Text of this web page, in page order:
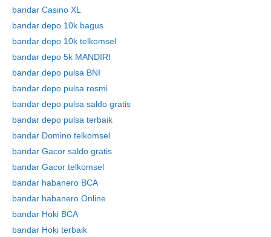
bandar Casino XL
bandar depo 10k bagus
bandar depo 10k telkomsel
bandar depo 5k MANDIRI
bandar depo pulsa BNI
bandar depo pulsa resmi
bandar depo pulsa saldo gratis
bandar depo pulsa terbaik
bandar Domino telkomsel
bandar Gacor saldo gratis
bandar Gacor telkomsel
bandar habanero BCA
bandar habanero Online
bandar Hoki BCA
bandar Hoki terbaik